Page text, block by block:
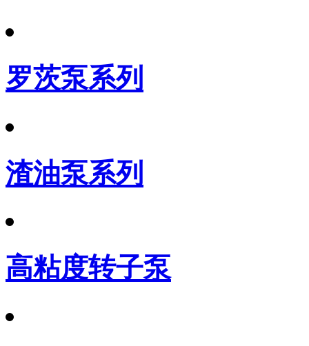
罗茨泵系列
渣油泵系列
高粘度转子泵